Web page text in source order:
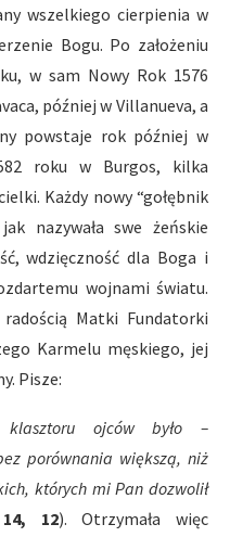
wszelkiego cierpienia w
Bogu. Po założeniu
w sam Nowy Rok 1576
później w Villanueva, a
powstaje rok później w
roku w Burgos, kilka
Każdy nowy “gołębnik
nazywała swe żeńskie
wdzięczność dla Boga i
wojnami światu.
Matki Fundatorki
Karmelu męskiego, jej
Pisze:
klasztoru ojców było –
porównania większą, niż
których mi Pan dozwolił
12). Otrzymała więc